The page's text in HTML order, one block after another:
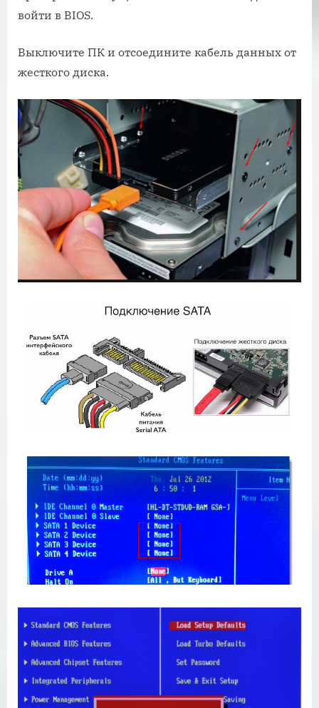
войти в BIOS.
Выключите ПК и отсоедините кабель данных от
жесткого диска.